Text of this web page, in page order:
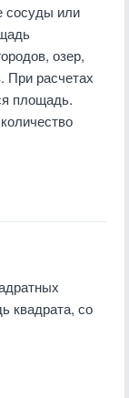
сосуды или
озер,
При расчетах
площадь.
квадрата, со